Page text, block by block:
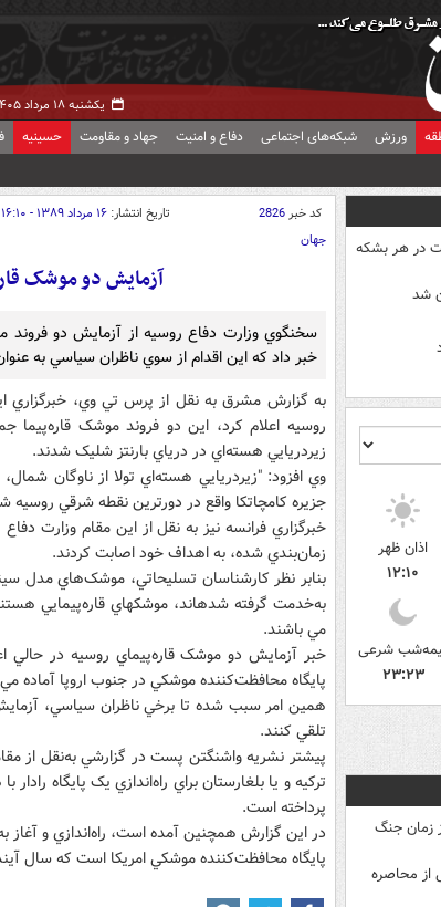
یکشنبه ۱۸ مرداد ۱۴۰۵ -
ورزش شبکه‌های اجتماعی دفاع و امنیت جهاد و مقاومت حسینیه
به ۸۳ دلار و ۵۵ سنت در هر بشکه
اذان ظهر
۱۲:۱۰
شرعی
۲۳:۲۳
زمان جنگ
از محاصره
کد خبر2826 تاریخ انتشار: ۱۶ مرداد ۱۳۸۹ - ۱۶:۱۰
جهان
آزمايش دو موشک
سخنگوي وزارت دفاع روسيه از آزمايش دو فروند
خبر داد که اين اقدام از سوي ناظران سياسي به
به گزارش مشرق به نقل از پرس تي وي، خبرگزاري
زيردريايي هسته‌‌اي در درياي بارنتز شليک شدند.
وي افزود: "زيردريايي هسته‌‌اي تولا از ناوگان
جزيره کامچاتکا واقع در دورترين نقطه شرقي روسيه
خبرگزاري فرانسه نيز به نقل از اين مقام وزارت
زمان‌‌بندي شده، به اهداف خود اصابت کردند.
مي باشند.
خبر آزمايش دو موشک قاره‌پيماي روسيه در حالي
پايگاه محافظت‌کننده موشکي در جنوب اروپا آماده
همين امر سبب شده تا برخي ناظران سياسي،
تلقي کنند.
پيشتر نشريه واشنگتن پست در گزارشي به‌نقل از
ترکيه و يا بلغارستان براي راه‌اندازي يک پايگاه
پرداخته است.
در اين گزارش همچنين آمده است، راه‌اندازي و
پايگاه محافظت‌کننده موشکي امريکا است که سال